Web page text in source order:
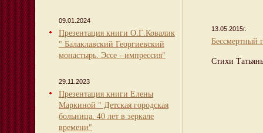
09.01.2024
Презентация книги О.Г.Ковалик
" Балаклавский Георгиевский
монастырь. Эссе - импрессия"
29.11.2023
Презентация книги Елены
Маркиной " Детская городская
больница. 40 лет в зеркале
времени"
13.05.2015г.
Бессмертный
Стихи